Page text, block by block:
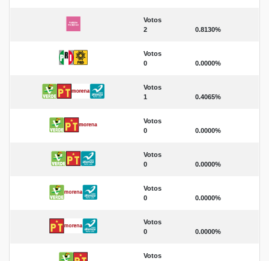
Votos
2
0.8130%
Votos
0
0.0000%
Votos
1
0.4065%
Votos
0
0.0000%
Votos
0
0.0000%
Votos
0
0.0000%
Votos
0
0.0000%
Votos